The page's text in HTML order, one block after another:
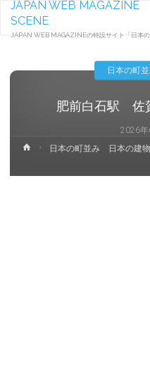
JAPAN WEB
SCENE
JAPAN WEB MAGAZINEの特設サイト「日本
肥前白石駅 佐
2026年
日本の町
ホ
ム
日本の町並み 日本の建物